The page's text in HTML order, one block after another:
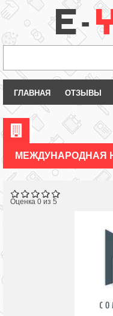
ГЛАВНАЯ ОТЗЫВЫ
МЕЖДУНАРОДНАЯ
Оценка 0 из 5